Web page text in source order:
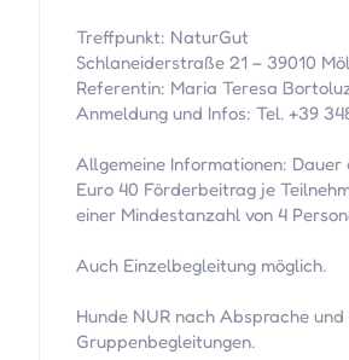
Treffpunkt: NaturGut
Schlaneiderstraße 21 – 39010
Referentin: Maria Teresa
Anmeldung und Infos: Tel. +39
Allgemeine Informationen: Dauer
Euro 40 Förderbeitrag je
einer Mindestanzahl von 4
Auch Einzelbegleitung möglich.
Hunde NUR nach Absprache und
Gruppenbegleitungen.